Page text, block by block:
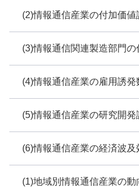
(2)情報通信産業の付加価値
(3)情報通信関連製造部門
(4)情報通信産業の雇用誘発
(5)情報通信産業の研究開発
(6)情報通信産業の経済波及
(1)地域別情報通信産業の動